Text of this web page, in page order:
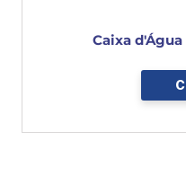
Caixa